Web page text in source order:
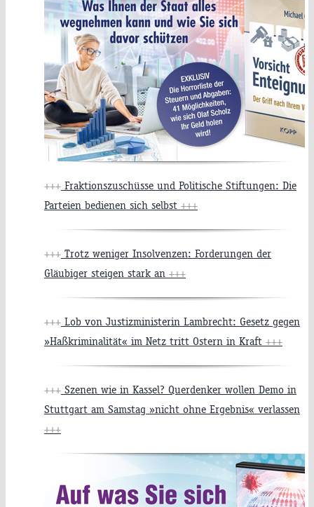
+++ Fraktionszuschüsse und Politische Stiftungen: Die
Parteien bedienen sich selbst +++
+++ Trotz weniger Insolvenzen: Forderungen der
Gläubiger steigen stark an +++
+++ Lob von Justizministerin Lambrecht: Gesetz gegen
»Haßkriminalität« im Netz tritt Ostern in Kraft +++
+++ Szenen wie in Kassel? Querdenker wollen Demo in
Stuttgart am Samstag »nicht ohne Ergebnis« verlassen
+++